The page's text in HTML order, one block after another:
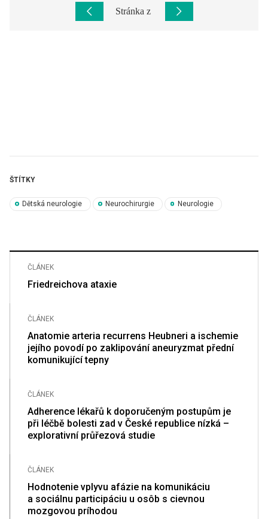
Stránka z
ŠTÍTKY
Dětská neurologie Neurochirurgie Neurologie
ČLÁNEK
Friedreichova ataxie
ČLÁNEK
Anatomie arteria recurrens Heubneri a ischemie
jejího povodí po zaklipování aneuryzmat přední
komunikující tepny
ČLÁNEK
Adherence lékařů k doporučeným postupům je
při léčbě bolesti zad v České republice nízká –
explorativní průřezová studie
ČLÁNEK
Hodnotenie vplyvu afázie na komunikáciu
a sociálnu participáciu u osôb s cievnou
mozgovou príhodou